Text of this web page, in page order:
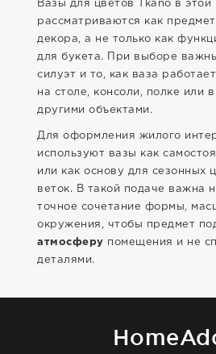
Вазы для цветов Tkano в этой
рассматриваются как
декора, а не только как
для букета. При выборе
силуэт и то, как ваза
на столе, консоли, полке или
другими объектами.
Для оформления жилого
используют вазы как
или как основу для сезонных
веток. В такой подаче важна
точное сочетание формы,
окружения, чтобы предмет
атмосферу помещения и не
деталями.